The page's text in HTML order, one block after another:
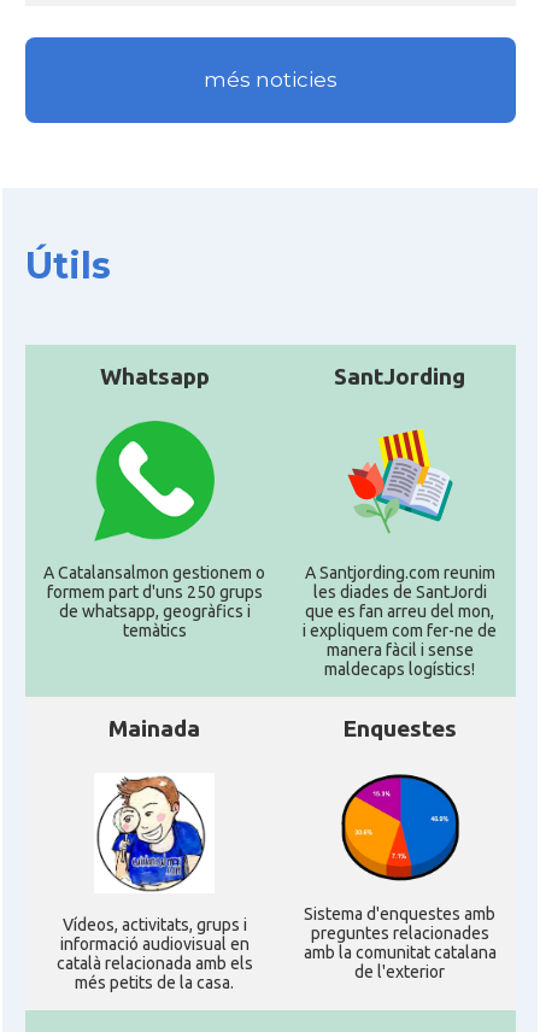
més noticies
Útils
Whatsapp
A Catalansalmon gestionem o
formem part d'uns 250 grups
de whatsapp, geogràfics i
temàtics
SantJording
A Santjording.com reunim
les diades de SantJordi
que es fan arreu del mon,
i expliquem com fer-ne de
manera fàcil i sense
maldecaps logí­stics!
Mainada
Ví­deos, activitats, grups i
informació audiovisual en
català relacionada amb els
més petits de la casa.
Enquestes
Sistema d'enquestes amb
preguntes relacionades
amb la comunitat catalana
de l'exterior